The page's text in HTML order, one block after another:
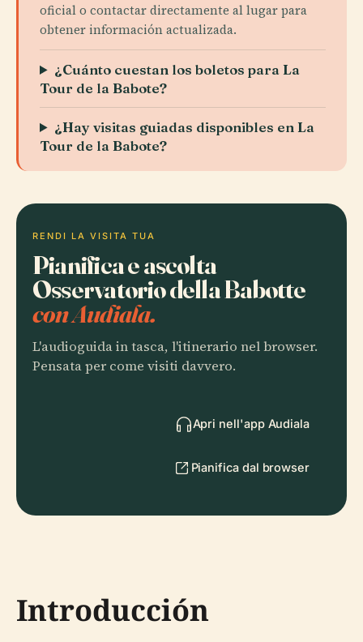
oficial o contactar directamente al lugar para
obtener información actualizada.
¿Cuánto cuestan los boletos para La
Tour de la Babote?
¿Hay visitas guiadas disponibles en La
Tour de la Babote?
RENDI LA VISITA TUA
Pianifica e ascolta
Osservatorio della Babotte
con Audiala.
L'audioguida in tasca, l'itinerario nel browser.
Pensata per come visiti davvero.
Apri nell'app Audiala
Pianifica dal browser
Introducción